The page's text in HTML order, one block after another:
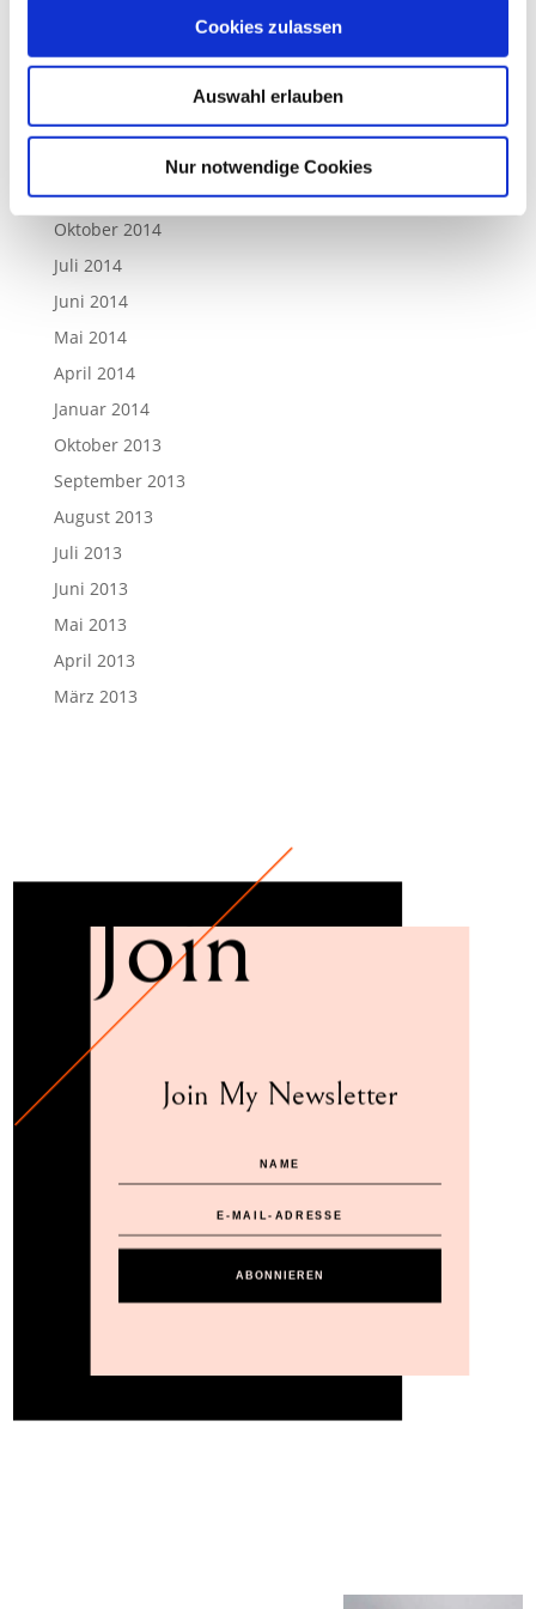
Cookies zulassen
Auswahl erlauben
Nur notwendige Cookies
März 2015
Dezember 2014
Oktober 2014
Juli 2014
Juni 2014
Mai 2014
April 2014
Januar 2014
Oktober 2013
September 2013
August 2013
Juli 2013
Juni 2013
Mai 2013
April 2013
März 2013
Join
Join My Newsletter
ABONNIEREN